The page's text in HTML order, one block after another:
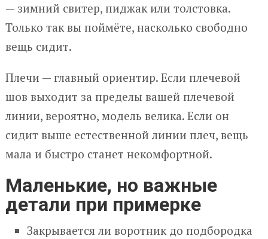
— зимний свитер, пиджак или толстовка.
Только так вы поймёте, насколько свободно
вещь сидит.
Плечи — главный ориентир. Если плечевой
шов выходит за пределы вашей плечевой
линии, вероятно, модель велика. Если он
сидит выше естественной линии плеч, вещь
мала и быстро станет некомфортной.
Маленькие, но важные
детали при примерке
Закрывается ли воротник до подбородка